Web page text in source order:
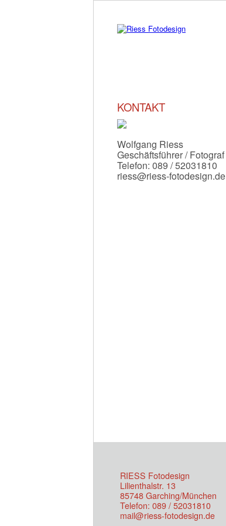
KONTAKT
Wolfgang Riess
Geschäftsführer / Fotograf
Telefon: 089 / 52031810
riess@riess-fotodesign.de
RIESS Fotodesign
Lilienthalstr. 13
85748 Garching/München
Telefon: 089 / 52031810
mail@riess-fotodesign.de